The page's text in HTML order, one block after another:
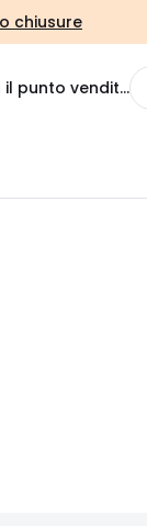
chiusure
il punto vendita